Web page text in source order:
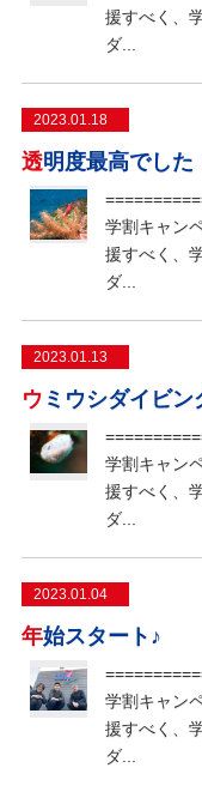
援すべく、
ダ...
2023.01.18
透明度最高でした
学割キャン
援すべく、
ダ...
2023.01.13
ウミウシダイビン
学割キャン
援すべく、
ダ...
2023.01.04
年始スタート♪
学割キャン
援すべく、
ダ...